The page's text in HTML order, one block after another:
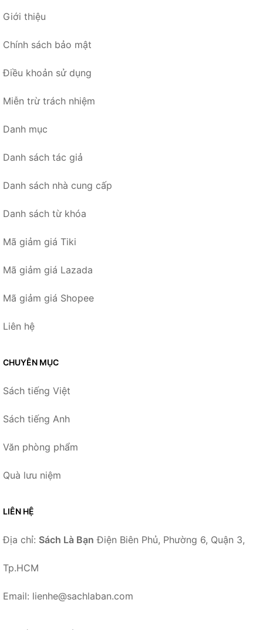
Giới thiệu
Chính sách bảo mật
Điều khoản sử dụng
Miễn trừ trách nhiệm
Danh mục
Danh sách tác giả
Danh sách nhà cung cấp
Danh sách từ khóa
Mã giảm giá Tiki
Mã giảm giá Lazada
Mã giảm giá Shopee
Liên hệ
CHUYÊN MỤC
Sách tiếng Việt
Sách tiếng Anh
Văn phòng phẩm
Quà lưu niệm
LIÊN HỆ
Địa chỉ: Sách Là Bạn Điện Biên Phủ, Phường 6, Quận 3,
Tp.HCM
Email: lienhe@sachlaban.com